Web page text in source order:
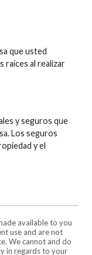
que usted
raíces al realizar
y seguros que
Los seguros
y el
available to you
use and are not
We cannot and do
in regards to your